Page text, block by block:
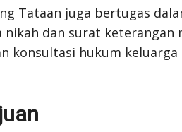
Tataan juga bertugas
dan surat keterangan
konsultasi hukum